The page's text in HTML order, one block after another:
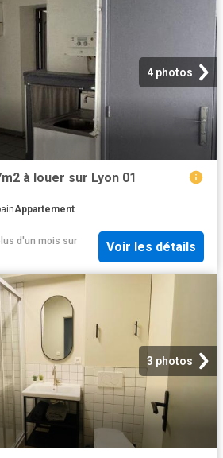
4 photos
à louer sur Lyon 01
Appartement
d'un mois sur
Voir les détails
3 photos